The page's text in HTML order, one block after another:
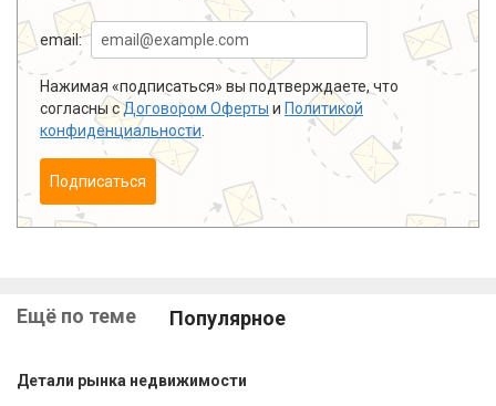
email:
Нажимая «подписаться» вы подтверждаете, что
согласны сДоговором Оферты и Политикой
конфиденциальности
Подписаться
Ещё по теме Популярное
Детали рынка недвижимости